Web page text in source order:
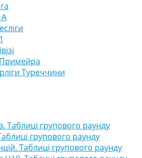
А
Туреччини
Таблиці групового раунду
групового раунду
Таблиці групового раунду